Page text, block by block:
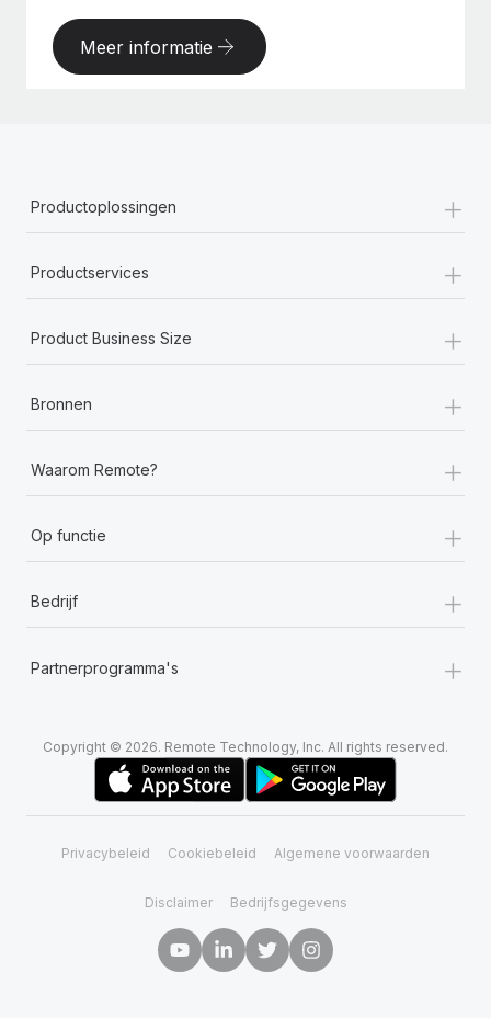
Meer informatie
Productoplossingen +
Productservices +
Product Business Size +
Bronnen +
Waarom Remote? +
Op functie +
Bedrijf +
Partnerprogramma's +
Copyright © 2026. Remote Technology, Inc. All rights reserved.
Privacybeleid Cookiebeleid Algemene voorwaarden
Disclaimer Bedrijfsgegevens